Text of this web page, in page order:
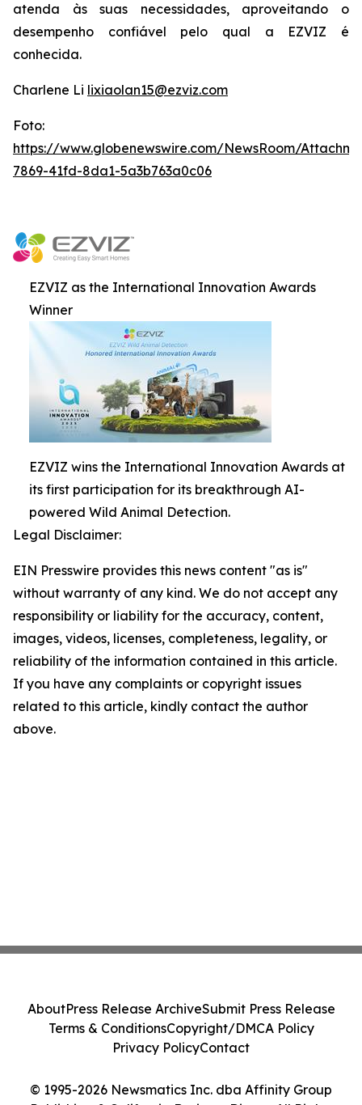
atenda às suas necessidades, aproveitando o
desempenho confiável pelo qual a EZVIZ é
conhecida.
Charlene Li lixiaolan15@ezviz.com
Foto:
https://www.globenewswire.com/NewsRoom/
7869-41fd-8da1-5a3b763a0c06
EZVIZ as the International Innovation Awards
Winner
EZVIZ wins the International Innovation Awards at
its first participation for its breakthrough AI-
powered Wild Animal Detection.
Legal Disclaimer:
EIN Presswire provides this news content "as is"
without warranty of any kind. We do not accept any
responsibility or liability for the accuracy, content,
images, videos, licenses, completeness, legality, or
reliability of the information contained in this article.
If you have any complaints or copyright issues
related to this article, kindly contact the author
above.
© 1995-2026 Newsmatics Inc. dba Affinity Group
AboutPress Release ArchiveSubmit Press Release
Terms & ConditionsCopyright/DMCA Policy
Privacy PolicyContact